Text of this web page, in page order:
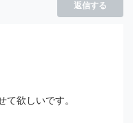
返信する
て欲しいです。